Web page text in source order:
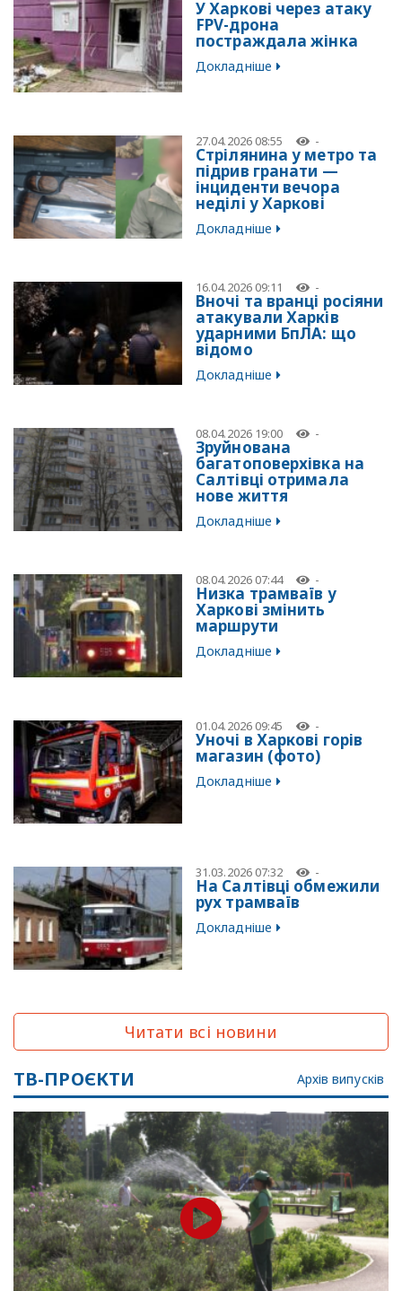
У Харкові через атаку
FPV-дрона
постраждала жінка
Докладніше
27.04.2026 08:55 -
Стрілянина у метро та
підрив гранати —
інциденти вечора
неділі у Харкові
Докладніше
16.04.2026 09:11 -
Вночі та вранці росіяни
атакували Харків
ударними БпЛА: що
відомо
Докладніше
08.04.2026 19:00 -
Зруйнована
багатоповерхівка на
Салтівці отримала
нове життя
Докладніше
08.04.2026 07:44 -
Низка трамваїв у
Харкові змінить
маршрути
Докладніше
01.04.2026 09:45 -
Уночі в Харкові горів
магазин (фото)
Докладніше
31.03.2026 07:32 -
На Салтівці обмежили
рух трамваїв
Докладніше
Читати всі новини
ТВ-ПРОЄКТИ Архів випусків